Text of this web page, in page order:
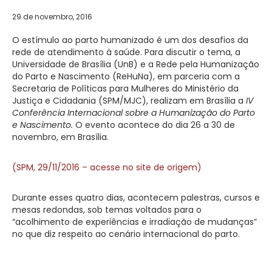
29 de novembro, 2016
O estímulo ao parto humanizado é um dos desafios da
rede de atendimento à saúde. Para discutir o tema, a
Universidade de Brasília (UnB) e a Rede pela Humanização
do Parto e Nascimento (ReHuNa), em parceria com a
Secretaria de Políticas para Mulheres do Ministério da
Justiça e Cidadania (SPM/MJC), realizam em Brasília a IV
Conferência Internacional sobre a Humanização do Parto
e Nascimento. O evento acontece do dia 26 a 30 de
novembro, em Brasília.
(SPM, 29/11/2016 – acesse no site de origem)
Durante esses quatro dias, acontecem palestras, cursos e
mesas redondas, sob temas voltados para o
“acolhimento de experiências e irradiação de mudanças”
no que diz respeito ao cenário internacional do parto.